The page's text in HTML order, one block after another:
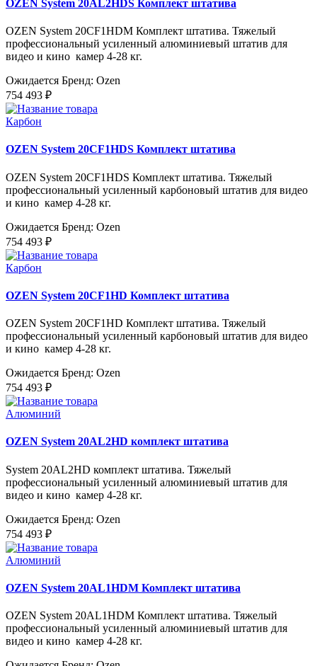
OZEN System 20AL2HDS Комплект штатива
OZEN System 20CF1HDM Комплект штатива. Тяжелый
профессиональный усиленный алюминиевый штатив для
видео и кино камер 4-28 кг.
Ожидается Бренд: Ozen
754 493 ₽
Карбон
OZEN System 20CF1HDS Комплект штатива
OZEN System 20CF1HDS Комплект штатива. Тяжелый
профессиональный усиленный карбоновый штатив для видео
и кино камер 4-28 кг.
Ожидается Бренд: Ozen
754 493 ₽
Карбон
OZEN System 20CF1HD Комплект штатива
OZEN System 20CF1HD Комплект штатива. Тяжелый
профессиональный усиленный карбоновый штатив для видео
и кино камер 4-28 кг.
Ожидается Бренд: Ozen
754 493 ₽
Алюминий
OZEN System 20AL2HD комплект штатива
System 20AL2HD комплект штатива. Тяжелый
профессиональный усиленный алюминиевый штатив для
видео и кино камер 4-28 кг.
Ожидается Бренд: Ozen
754 493 ₽
Алюминий
OZEN System 20AL1HDM Комплект штатива
OZEN System 20AL1HDM Комплект штатива. Тяжелый
профессиональный усиленный алюминиевый штатив для
видео и кино камер 4-28 кг.